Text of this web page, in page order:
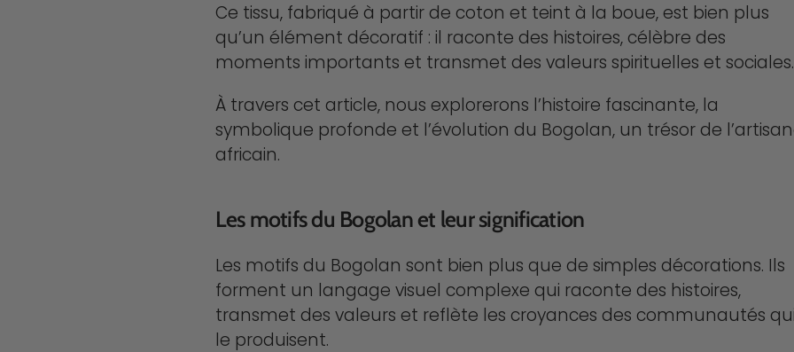
Ce tissu, fabriqué à partir de coton et teint à la boue, est bien plus
qu’un élément décoratif : il raconte des histoires, célèbre des
moments importants et transmet des valeurs spirituelles et sociales.
À travers cet article, nous explorerons l’histoire fascinante, la
symbolique profonde et l’évolution du Bogolan, un trésor de
africain.
Les motifs du Bogolan et leur signification
Les motifs du Bogolan sont bien plus que de simples décorations. Ils
forment un langage visuel complexe qui raconte des histoires,
transmet des valeurs et reflète les croyances des communautés
le produisent.